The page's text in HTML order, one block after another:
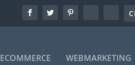
ECOMMERCE WEBMARKETING